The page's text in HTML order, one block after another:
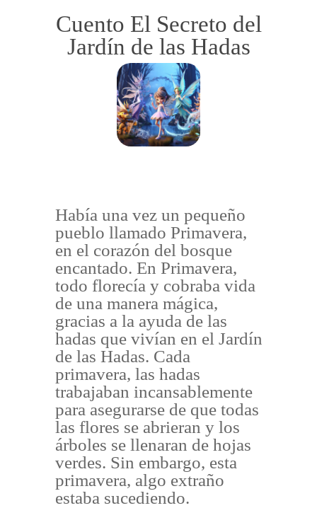
Cuento El Secreto del
Jardín de las Hadas
Había una vez un pequeño
pueblo llamado Primavera,
en el corazón del bosque
encantado. En Primavera,
todo florecía y cobraba vida
de una manera mágica,
gracias a la ayuda de las
hadas que vivían en el Jardín
de las Hadas. Cada
primavera, las hadas
trabajaban incansablemente
para asegurarse de que todas
las flores se abrieran y los
árboles se llenaran de hojas
verdes. Sin embargo, esta
primavera, algo extraño
estaba sucediendo.